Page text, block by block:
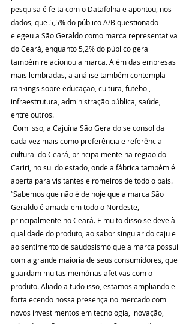
pesquisa é feita com o Datafolha e apontou, nos
dados, que 5,5% do público A/B questionado
elegeu a São Geraldo como marca representativa
do Ceará, enquanto 5,2% do público geral
também relacionou a marca. Além das empresas
mais lembradas, a análise também contempla
rankings sobre educação, cultura, futebol,
infraestrutura, administração pública, saúde,
entre outros.
cada vez mais como preferência e referência
cultural do Ceará, principalmente na região do
Cariri, no sul do estado, onde a fábrica também é
aberta para visitantes e romeiros de todo o país.
“Sabemos que não é de hoje que a marca São
Geraldo é amada em todo o Nordeste,
principalmente no Ceará. E muito disso se deve à
qualidade do produto, ao sabor singular do caju e
ao sentimento de saudosismo que a marca possui
com a grande maioria de seus consumidores, que
guardam muitas memórias afetivas com o
produto. Aliado a tudo isso, estamos ampliando e
fortalecendo nossa presença no mercado com
novos investimentos em tecnologia, inovação,